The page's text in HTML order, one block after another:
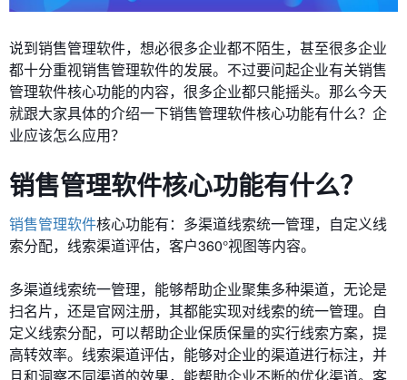
说到销售管理软件，想必很多企业都不陌生，甚至很多企业
都十分重视销售管理软件的发展。不过要问起企业有关销售
管理软件核心功能的内容，很多企业都只能摇头。那么今天
就跟大家具体的介绍一下销售管理软件核心功能有什么？企
业应该怎么应用？
销售管理软件核心功能有什么？
销售管理软件核心功能有：多渠道线索统一管理，自定义线
索分配，线索渠道评估，客户360°视图等内容。
多渠道线索统一管理，能够帮助企业聚集多种渠道，无论是
扫名片，还是官网注册，其都能实现对线索的统一管理。自
定义线索分配，可以帮助企业保质保量的实行线索方案，提
高转效率。线索渠道评估，能够对企业的渠道进行标注，并